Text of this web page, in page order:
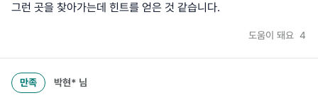
그런 곳을 찾아가는데 힌트를 얻은 것 같습니다.
도움이 돼요 4
만족 박현* 님